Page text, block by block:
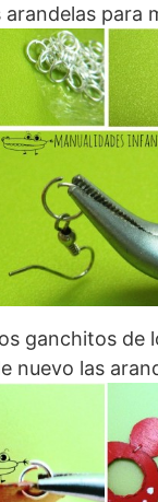
arandelas para
ganchitos de
nuevo las